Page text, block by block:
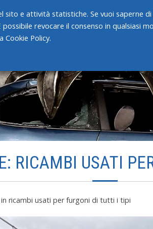
HOME CHI
RICAMBI USATI
in ricambi usati per furgoni di tutti i tipi
e attività statistiche. Se vuoi saperne
revocare il consenso in qualsiasi
Cookie Policy.